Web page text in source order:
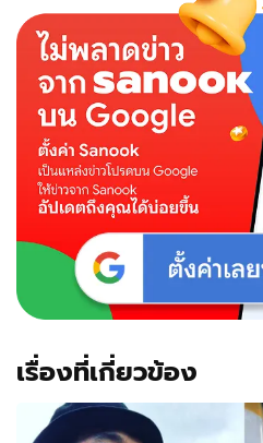
ฉลอง
แต่งงาน
ลูกชาย
เป็น
แหวน
เรื่องที่เกี่ยวข้อง